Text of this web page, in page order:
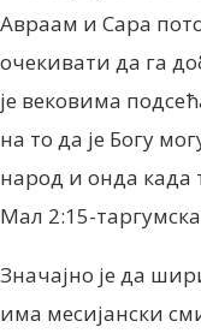
Авраам и Сара
очекивати да га
је вековима
на то да је Богу
народ и онда када
Мал 2:15-
Значајно је да
има месијански